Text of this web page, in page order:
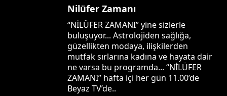
Nilüfer Zamanı
“NİLÜFER ZAMANI” yine sizlerle
buluşuyor... Astrolojiden sağlığa,
güzellikten modaya, ilişkilerden
mutfak sırlarına kadına ve hayata dair
ne varsa bu programda... “NİLÜFER
ZAMANI” hafta içi her gün 11.00’de
Beyaz TV’de..